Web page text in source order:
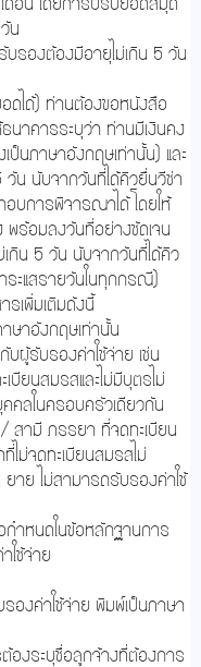
ดือน โดยการปรับยอดสมุด
น
รองต้องมีอายุไม่เกิน 5 วัน
ดได้) ท่านต้องขอหนังสือ
นาคารระบุว่า ท่านมีเงินคง
นภาษาอังกฤษเท่านั้น) และ
วัน นับจากวันที่ได้คิวยื่นวีซ่า
บการพิจารณาได้ โดยให้
พร้อมลงวันที่อย่างชัดเจน
เกิน 5 วัน นับจากวันที่ได้คิว
ะแสรายวันในทุกกรณี)
รเพิ่มเติมดังนี้
ษาอังกฤษเท่านั้น
ผู้รับรองค่าใช้จ่าย เช่น
บียนสมรสและไม่มีบุตรไม่
คลในครอบครัวเดียวกัน
/ สามี ภรรยา ที่จดทะเบียน
ม่จดทะเบียนสมรสไม่
าย ไม่สามารถรับรองค่าใช้
ำหนดในข้อหลักฐานการ
ใช้จ่าย
องค่าใช้จ่าย พิมพ์เป็นภาษา
องระบุชื่อลูกจ้างที่ต้องการ